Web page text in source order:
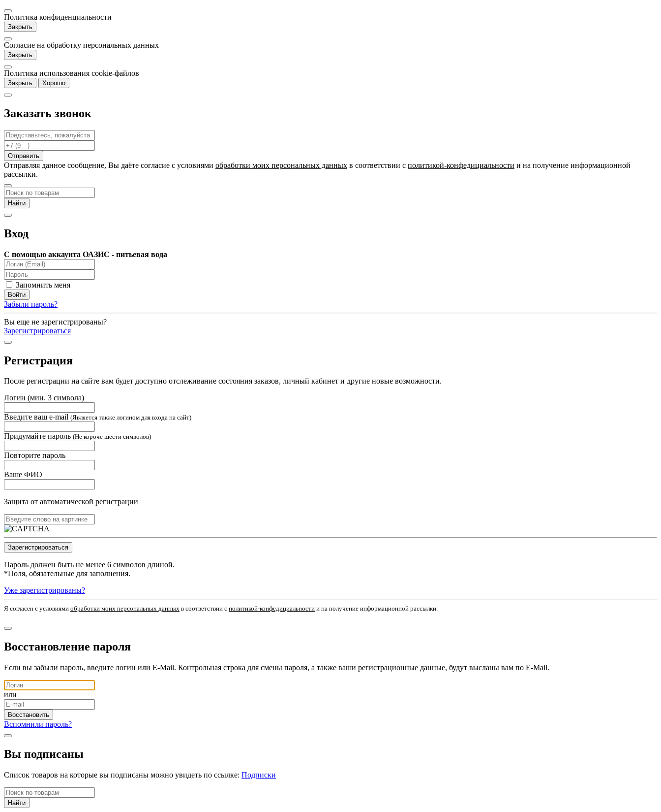
Политика конфиденциальности
Закрыть
Согласие на обработку персональных данных
Закрыть
Политика использования cookie-файлов
Закрыть Хорошо
Заказать звонок
Отправляя данное сообщение, Вы даёте согласие c условиями обработки моих персональных данных в соответствии с политикой-конфедициальности и на получение информационной
рассылки.
Вход
С помощью аккаунта ОАЗИС - питьевая вода
Запомнить меня
Забыли пароль?
Вы еще не зарегистрированы?
Зарегистрироваться
Регистрация
После регистрации на сайте вам будет доступно отслеживание состояния заказов, личный кабинет и другие новые возможности.
Логин (мин. 3 символа)
Введите ваш e-mail (Является также логином для входа на сайт)
Придумайте пароль (Не короче шести символов)
Повторите пароль
Ваше ФИО
Защита от автоматической регистрации
Пароль должен быть не менее 6 символов длиной.
*Поля, обязательные для заполнения.
Уже зарегистрированы?
Я согласен c условиями обработки моих персональных данных в соответствии с политикой-конфедициальности и на получение информационной рассылки.
Восстановление пароля
Если вы забыли пароль, введите логин или E-Mail. Контрольная строка для смены пароля, а также ваши регистрационные данные, будут высланы вам по E-Mail.
или
Вспомнили пароль?
Вы подписаны
Список товаров на которые вы подписаны можно увидеть по ссылке: Подписки